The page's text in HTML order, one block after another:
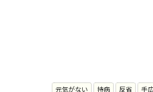
元気がない 持病 反省 手